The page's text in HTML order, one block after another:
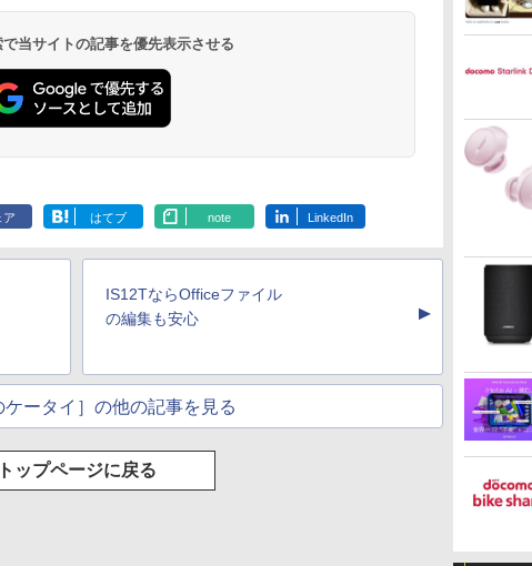
当サイトの記事を優先表示させる
ア はてブ note LinkedIn
IS12TならOfficeファイル
の編集も安心
▲
ケータイ］の他の記事を見る
ップページに戻る